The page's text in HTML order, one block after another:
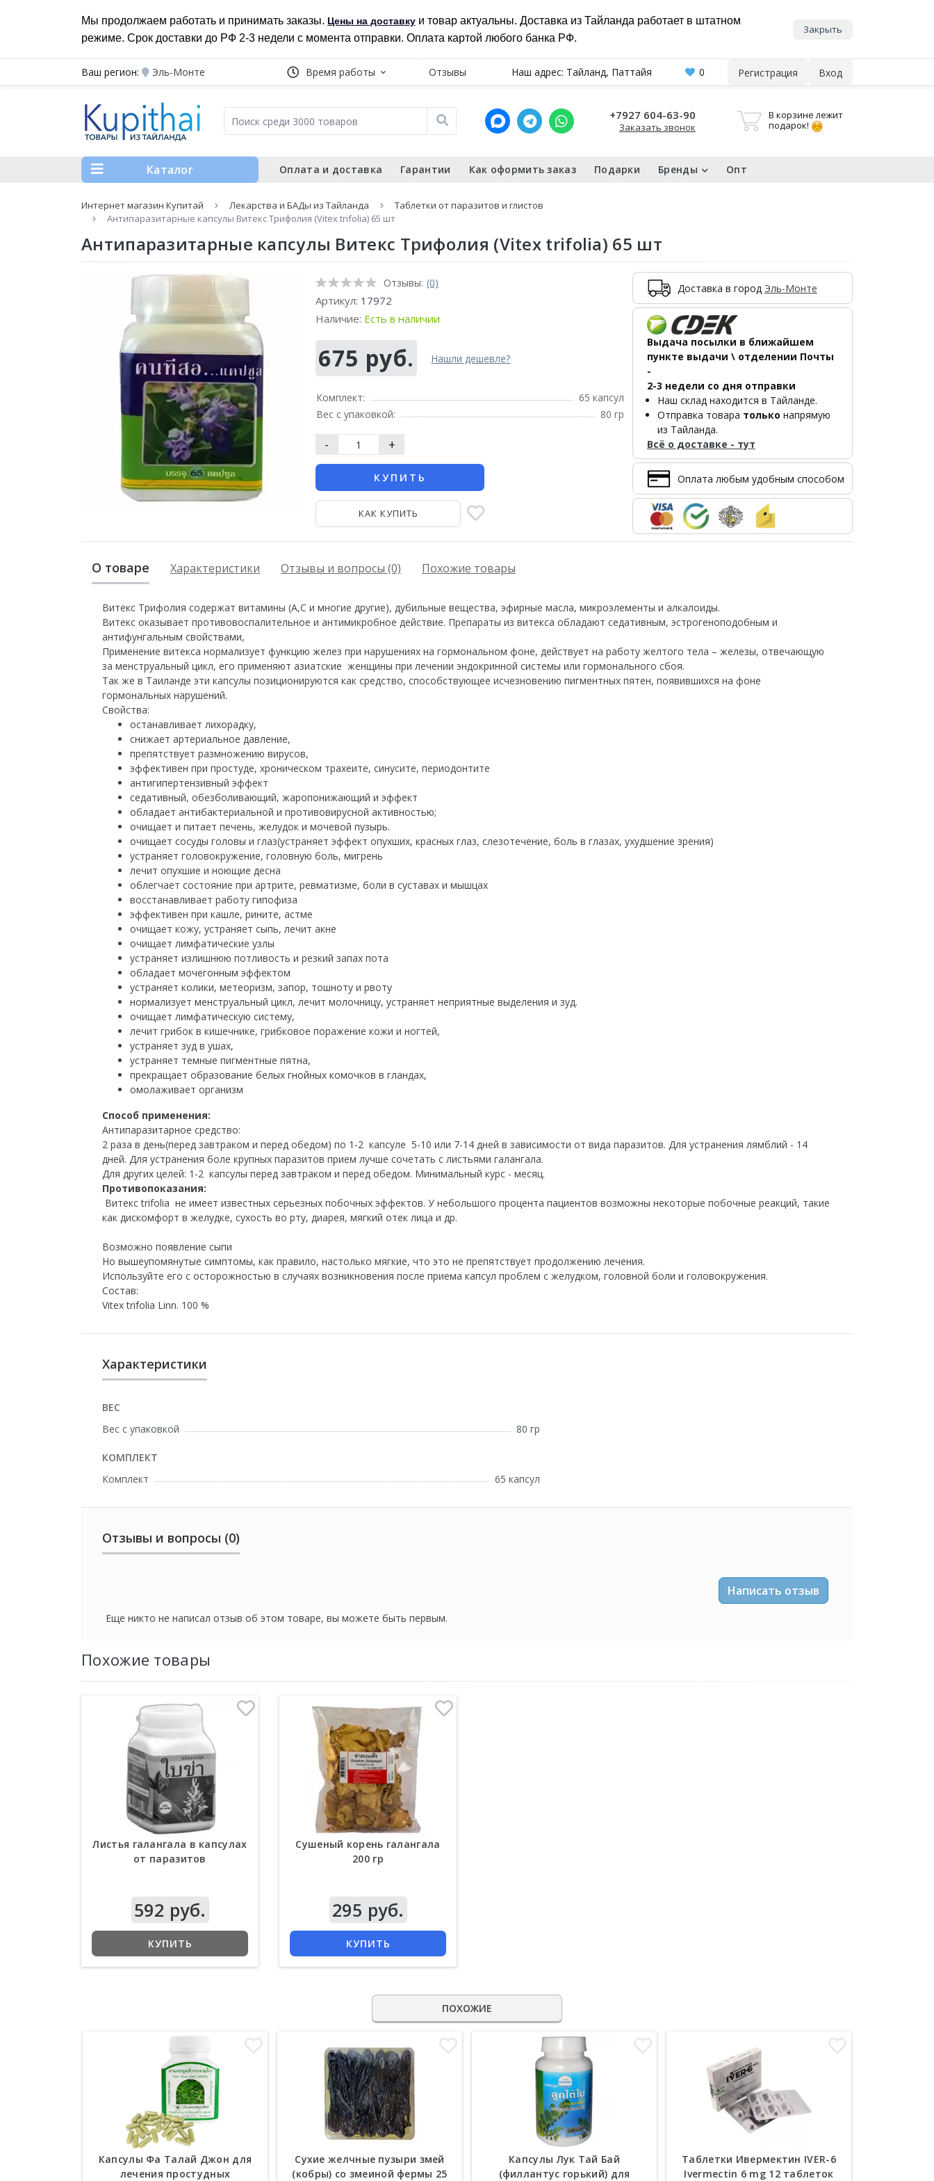
Мы продолжаем работать и принимать заказы. Цены на доставку и товар актуальны. Доставка из Тайланда работает в штатном
режиме. Срок доставки до РФ 2-3 недели с момента отправки. Оплата картой любого банка РФ.
Закрыть
Ваш регион: Эль-Монте Время работы Отзывы Наш адрес: Тайланд, Паттайя 0 Регистрация Вход
+7927 604-63-90
Заказать звонок
В корзине лежит
подарок!
Каталог Оплата и доставка Гарантии Как оформить заказ Подарки Бренды Опт
Интернет магазин Купитай Лекарства и БАДы из Тайланда
Таблетки от паразитов и глистов
Антипаразитарные капсулы Витекс Трифолия (Vitex trifolia) 65 шт
Антипаразитарные капсулы Витекс Трифолия (Vitex trifolia) 65 шт
Отзывы: (0)
Артикул: 17972
Наличие: Есть в наличии
675 руб. Нашли дешевле?
Комплект:
​​​​​​​65 капсул
Вес с упаковкой:
80 гр
- +
КУПИТЬ
КАК КУПИТЬ
Доставка в город Эль-Монте
Выдача посылки в ближайшем
пункте выдачи \ отделении Почты
-
2-3 недели со дня отправки
Наш склад находится в Тайланде.
Отправка товара только напрямую
из Тайланда.
Всё о доставке - тут
Оплата любым удобным способом
О товаре Характеристики Отзывы и вопросы (0) Похожие товары
Витекс Трифолия содержат витамины (А,С и многие другие), дубильные вещества, эфирные масла, микроэлементы и алкалоиды.
Витекс оказывает противовоспалительное и антимикробное действие. Препараты из витекса обладают седативным, эстрогеноподобным и
антифунгальным свойствами,
Применение витекса нормализует функцию желез при нарушениях на гормональном фоне, действует на работу желтого тела – железы, отвечающую
за менструальный цикл, его применяют азиатские женщины при лечении эндокринной системы или гормонального сбоя.
Так же в Таиланде эти капсулы позиционируются как средство, способствующее исчезновению пигментных пятен, появившихся на фоне
гормональных нарушений.
Свойства:
останавливает лихорадку,
снижает артериальное давление,
препятствует размножению вирусов,
эффективен при простуде, хроническом трахеите, синусите, периодонтите
антигипертензивный эффект
седативный, обезболивающий, жаропонижающий и эффект
обладает антибактериальной и противовирусной активностью;
очищает и питает печень, желудок и мочевой пузырь.
очищает сосуды головы и глаз(устраняет эффект опухших, красных глаз, слезотечение, боль в глазах, ухудшение зрения)
устраняет головокружение, головную боль, мигрень
лечит опухшие и ноющие десна
облегчает состояние при артрите, ревматизме, боли в суставах и мышцах
восстанавливает работу гипофиза
эффективен при кашле, рините, астме
очищает кожу, устраняет сыпь, лечит акне
очищает лимфатические узлы
устраняет излишнюю потливость и резкий запах пота
обладает мочегонным эффектом
устраняет колики, метеоризм, запор, тошноту и рвоту
нормализует менструальный цикл, лечит молочницу, устраняет неприятные выделения и зуд.
очищает лимфатическую систему,
лечит грибок в кишечнике, грибковое поражение кожи и ногтей,
устраняет зуд в ушах,
устраняет темные пигментные пятна,
прекращает образование белых гнойных комочков в гландах,
омолаживает организм
Способ применения:
Антипаразитарное средство:
2 раза в день(перед завтраком и перед обедом) по 1-2 капсуле 5-10 или 7-14 дней в зависимости от вида паразитов. Для устранения лямблий - 14
дней. Для устранения боле крупных паразитов прием лучше сочетать с листьями галангала.
Для других целей: 1-2 капсулы перед завтраком и перед обедом. Минимальный курс - месяц.
Противопоказания:
Витекс trifolia не имеет известных серьезных побочных эффектов. У небольшого процента пациентов возможны некоторые побочные реакций, такие
как дискомфорт в желудке, сухость во рту, диарея, мягкий отек лица и др.
Возможно появление сыпи
Но вышеупомянутые симптомы, как правило, настолько мягкие, что это не препятствует продолжению лечения.
Используйте его с осторожностью в случаях возникновения после приема капсул проблем с желудком, головной боли и головокружения.
Состав:
Vitex trifolia Linn. 100 %
Характеристики
ВЕС
Вес с упаковкой
80 гр
КОМПЛЕКТ
Комплект
​​​​​​​65 капсул
Отзывы и вопросы (0)
Написать отзыв
Еще никто не написал отзыв об этом товаре, вы можете быть первым.
Похожие товары
Листья галангала в капсулах
от паразитов
592 руб.
КУПИТЬ
Сушеный корень галангала
200 гр
295 руб.
КУПИТЬ
ПОХОЖИЕ
Капсулы Фа Талай Джон для
лечения простудных
Сухие желчные пузыри змей
(кобры) со змеиной фермы 25
Капсулы Лук Тай Бай
(филлантус горький) для
Таблетки Ивермектин IVER-6
Ivermectin 6 mg 12 таблеток